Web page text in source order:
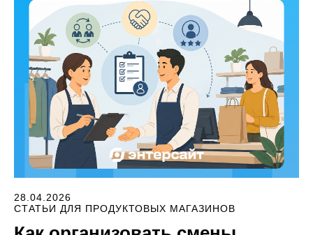
28.04.2026
СТАТЬИ ДЛЯ ПРОДУКТОВЫХ МАГАЗИНОВ